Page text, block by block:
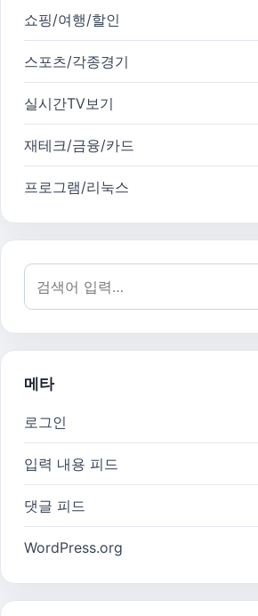
쇼핑/여행/할인
스포츠/각종경기
실시간TV보기
재테크/금융/카드
프로그램/리눅스
검색어:
메타
로그인
입력 내용 피드
댓글 피드
WordPress.org